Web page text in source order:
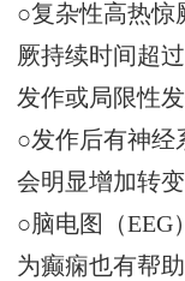
○复杂性高热惊
厥持续时间超
发作或局限性
○发作后有神经
会明显增加转
○脑电图（EEG
为癫痫也有帮